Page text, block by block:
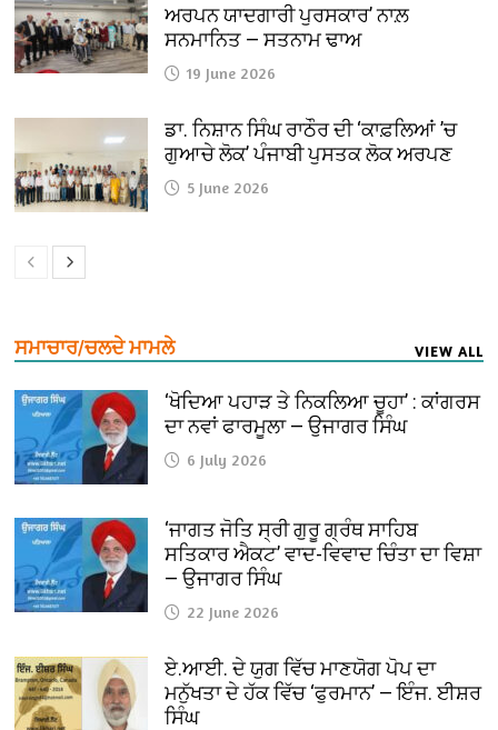
ਅਰਪਨ ਯਾਦਗਾਰੀ ਪੁਰਸਕਾਰ’ ਨਾਲ਼
ਸਨਮਾਨਿਤ — ਸਤਨਾਮ ਢਾਅ
19 June 2026
ਡਾ. ਨਿਸ਼ਾਨ ਸਿੰਘ ਰਾਠੌਰ ਦੀ ‘ਕਾਫ਼ਲਿਆਂ ’ਚ
ਗੁਆਚੇ ਲੋਕ’ ਪੰਜਾਬੀ ਪੁਸਤਕ ਲੋਕ ਅਰਪਣ
5 June 2026
ਸਮਾਚਾਰ/ਚਲਦੇ ਮਾਮਲੇ VIEW ALL
‘ਖੋਦਿਆ ਪਹਾੜ ਤੇ ਨਿਕਲਿਆ ਚੂਹਾ’ : ਕਾਂਗਰਸ
ਦਾ ਨਵਾਂ ਫਾਰਮੂਲਾ — ਉਜਾਗਰ ਸਿੰਘ
6 July 2026
‘ਜਾਗਤ ਜੋਤਿ ਸ੍ਰੀ ਗੁਰੂ ਗ੍ਰੰਥ ਸਾਹਿਬ
ਸਤਿਕਾਰ ਐਕਟ’ ਵਾਦ-ਵਿਵਾਦ ਚਿੰਤਾ ਦਾ ਵਿਸ਼ਾ
— ਉਜਾਗਰ ਸਿੰਘ
22 June 2026
ਏ.ਆਈ. ਦੇ ਯੁਗ ਵਿੱਚ ਮਾਣਯੋਗ ਪੋਪ ਦਾ
ਮਨੁੱਖਤਾ ਦੇ ਹੱਕ ਵਿੱਚ ‘ਫੁਰਮਾਨ’ — ਇੰਜ. ਈਸ਼ਰ
ਸਿੰਘ